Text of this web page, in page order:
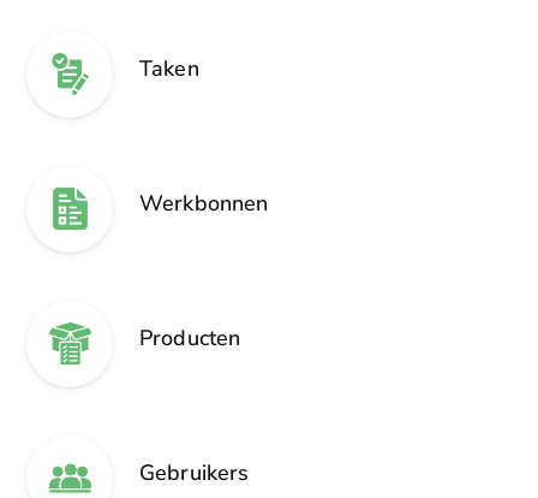
Taken
Werkbonnen
Producten
Gebruikers